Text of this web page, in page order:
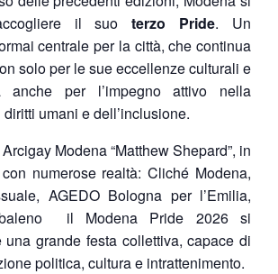
il suoterzo Pride. Un
centrale per la città, che continua
solo per le sue eccellenze culturali e
anche per l’impegno attivo nella
umani e dell’inclusione.
Modena “Matthew Shepard”, in
numerose realtà: Cliché Modena,
AGEDO Bologna per l’Emilia,
il Modena Pride 2026 si
una grande festa collettiva, capace di
politica, cultura e intrattenimento.